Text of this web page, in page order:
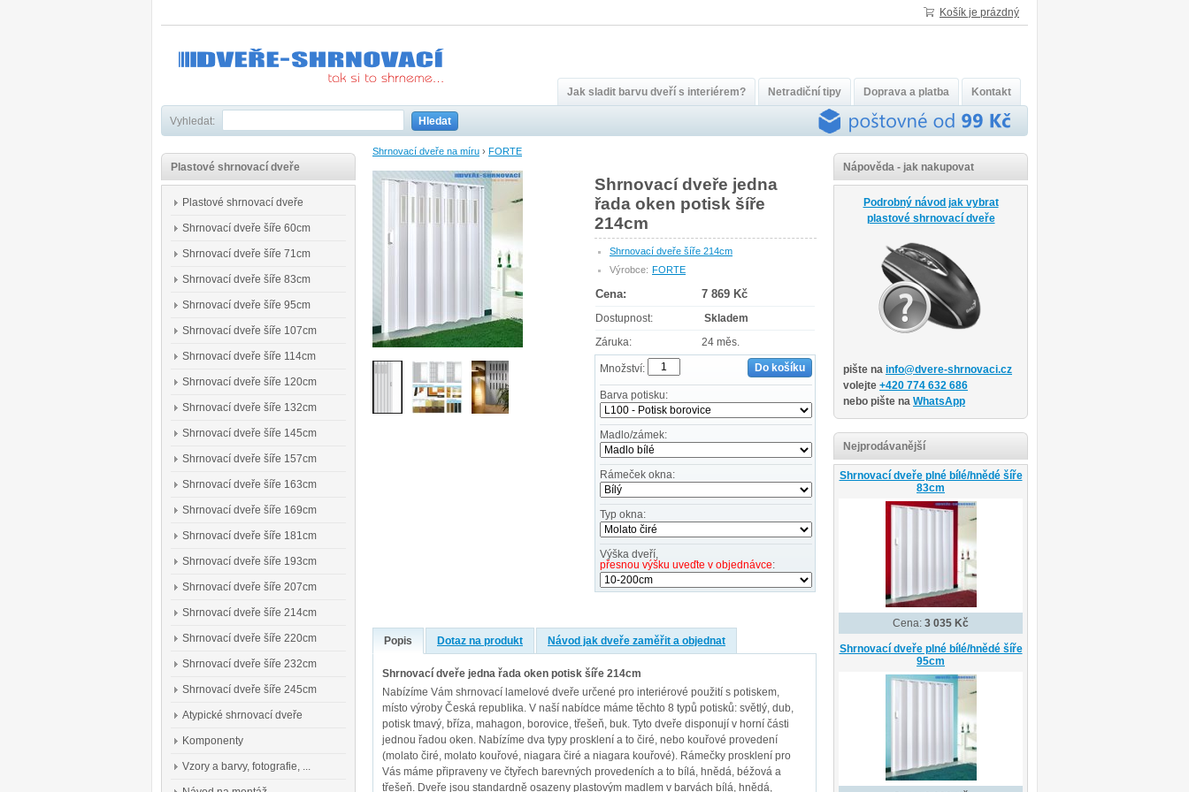
Košík je prázdný
Vyhledat: Hledat
Jak sladit barvu dveří s interiérem? Netradiční tipy Doprava a platba Kontakt
Shrnovací dveře na míru › FORTE
Shrnovací dveře jedna
řada oken potisk šíře
214cm
Shrnovací dveře šíře 214cm
Výrobce: FORTE
Cena: 7 869 Kč
Dostupnost:
Skladem
Záruka:
24 měs.
Do košíku
Množství:
Barva potisku:
Madlo/zámek:
Rámeček okna:
Typ okna:
Výška dveří,
přesnou výšku uveďte v objednávce:
Popis Dotaz na produkt Návod jak dveře zaměřit a objednat
Shrnovací dveře jedna řada oken potisk šíře 214cm
Nabízíme Vám shrnovací lamelové dveře určené pro interiérové použití s potiskem,
místo výroby Česká republika. V naší nabídce máme těchto 8 typů potisků: světlý, dub,
potisk tmavý, bříza, mahagon, borovice, třešeň, buk. Tyto dveře disponují v horní části
jednou řadou oken. Nabízíme dva typy prosklení a to čiré, nebo kouřové provedení
(molato čiré, molato kouřové, niagara čiré a niagara kouřové). Rámečky prosklení pro
Vás máme připraveny ve čtyřech barevných provedeních a to bílá, hnědá, béžová a
třešeň. Dveře jsou standardně osazeny plastovým madlem v barvách bílá, hnědá,
Plastové shrnovací dveře
Plastové shrnovací dveře
Shrnovací dveře šíře 60cm
Shrnovací dveře šíře 71cm
Shrnovací dveře šíře 83cm
Shrnovací dveře šíře 95cm
Shrnovací dveře šíře 107cm
Shrnovací dveře šíře 114cm
Shrnovací dveře šíře 120cm
Shrnovací dveře šíře 132cm
Shrnovací dveře šíře 145cm
Shrnovací dveře šíře 157cm
Shrnovací dveře šíře 163cm
Shrnovací dveře šíře 169cm
Shrnovací dveře šíře 181cm
Shrnovací dveře šíře 193cm
Shrnovací dveře šíře 207cm
Shrnovací dveře šíře 214cm
Shrnovací dveře šíře 220cm
Shrnovací dveře šíře 232cm
Shrnovací dveře šíře 245cm
Atypické shrnovací dveře
Komponenty
Vzory a barvy, fotografie, ...
Nápověda - jak nakupovat
Podrobný návod jak vybrat
plastové shrnovací dveře
pište na info@dvere-shrnovaci.cz
volejte +420 774 632 686
nebo pište na WhatsApp
Nejprodávanější
Shrnovací dveře plné bílé/hnědé šíře
83cm
Cena: 3 035 Kč
Shrnovací dveře plné bílé/hnědé šíře
95cm